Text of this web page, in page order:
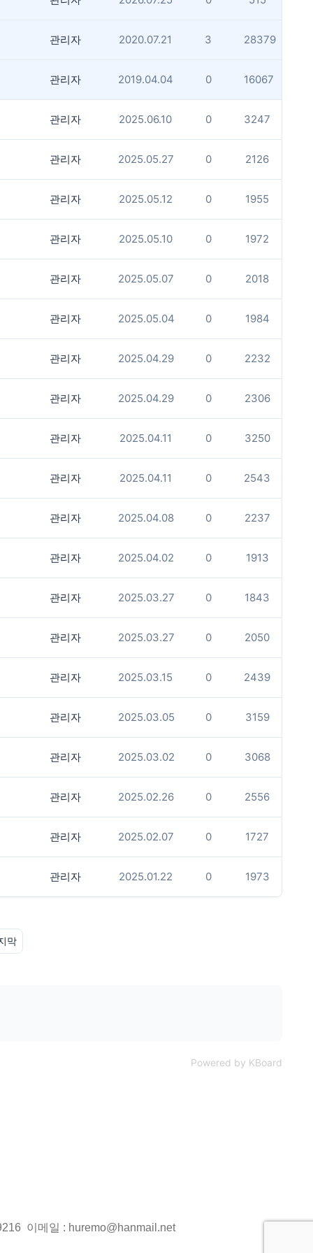
관리자 2020.07.21 3 28379
관리자 2019.04.04 0 16067
관리자 2025.06.10 0 3247
관리자 2025.05.27 0 2126
관리자 2025.05.12 0 1955
관리자 2025.05.10 0 1972
관리자 2025.05.07 0 2018
관리자 2025.05.04 0 1984
관리자 2025.04.29 0 2232
관리자 2025.04.29 0 2306
관리자 2025.04.11 0 3250
관리자 2025.04.11 0 2543
관리자 2025.04.08 0 2237
관리자 2025.04.02 0 1913
관리자 2025.03.27 0 1843
관리자 2025.03.27 0 2050
관리자 2025.03.15 0 2439
관리자 2025.03.05 0 3159
관리자 2025.03.02 0 3068
관리자 2025.02.26 0 2556
관리자 2025.02.07 0 1727
관리자 2025.01.22 0 1973
막
Powered by KBoard
이메일 : huremo@hanmail.net